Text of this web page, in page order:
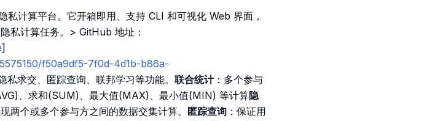
计算平台。它开箱即用、支持 CLI 和可视化 Web 界面，
私计算任务。> GitHub 地址：
]
f50a9df5-7f0d-4d1b-b86a-
私求交、匿踪查询、联邦学习等功能。 联合统计：多个参与
、求和(SUM)、最大值(MAX)、最小值(MIN) 等计算隐
两个或多个参与方之间的数据交集计算。 匿踪查询 ：保证用